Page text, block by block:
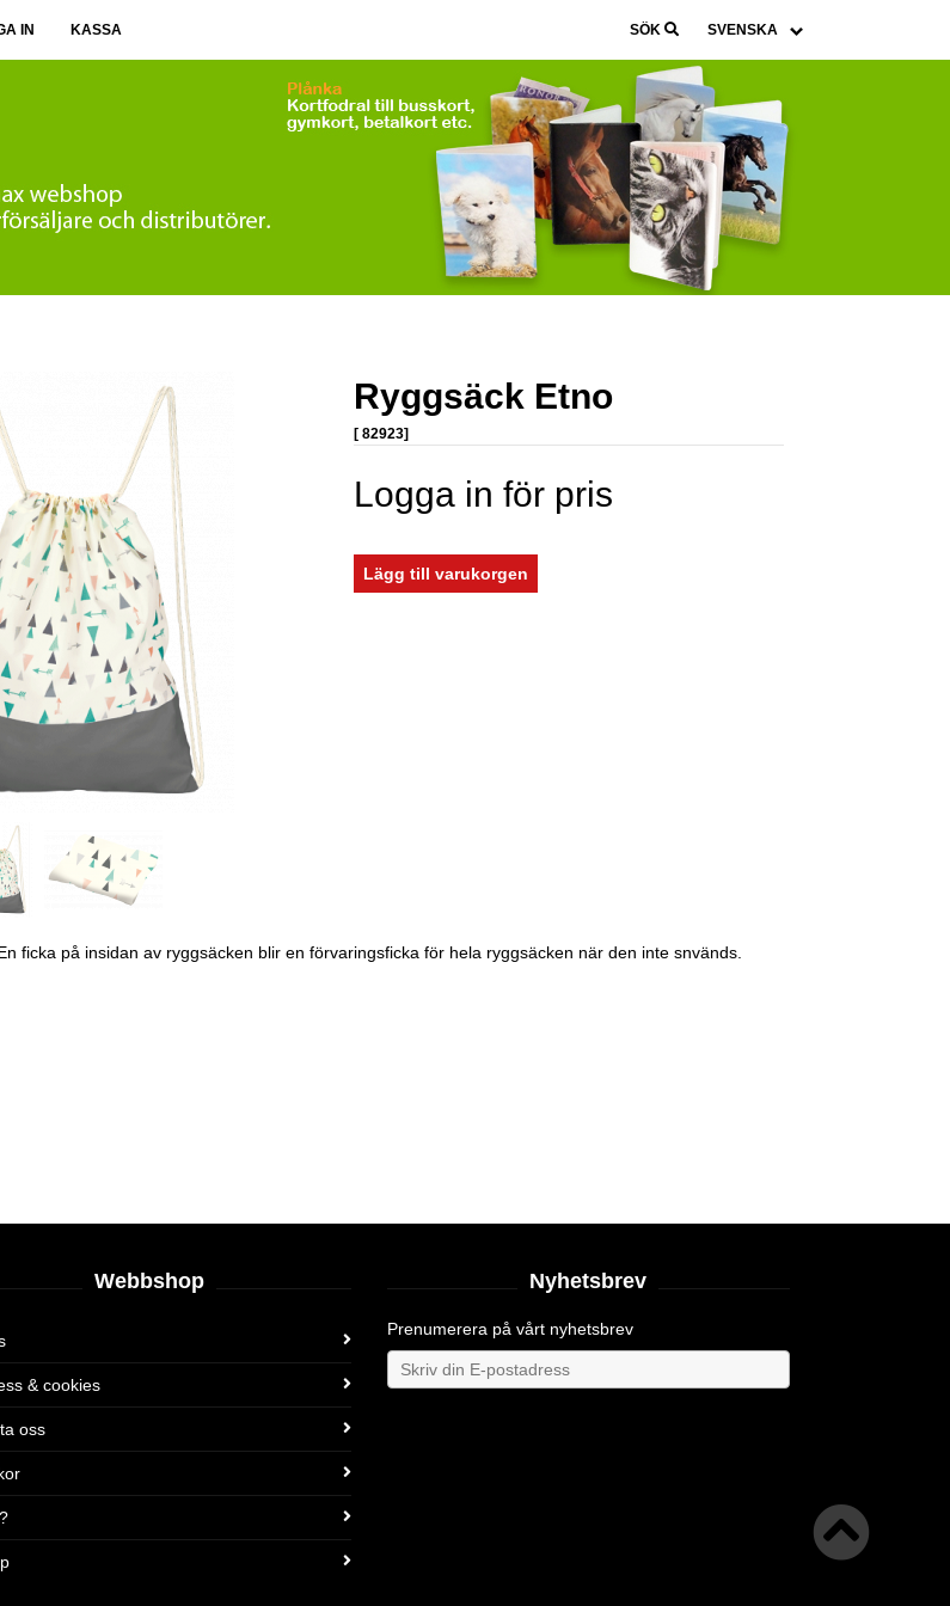
IN KASSA SÖK
Ryggsäck Etno
[ 82923]
Logga in för pris
ficka på insidan av ryggsäcken blir en förvaringsficka för hela ryggsäcken när den inte snvänds.
Webbshop
& cookies
oss
Nyhetsbrev
Prenumerera på vårt nyhetsbrev